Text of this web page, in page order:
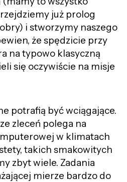
już prolog
i stworzymy naszego
że spędzicie przy
na typowo klasyczną
się oczywiście na misje
potrafią być wciągające.
zleceń polega na
w klimatach
takich smakowitych
zbyt wiele. Zadania
mierze bardzo do